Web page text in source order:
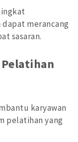
merancang
sasaran.
karyawan
pelatihan yang